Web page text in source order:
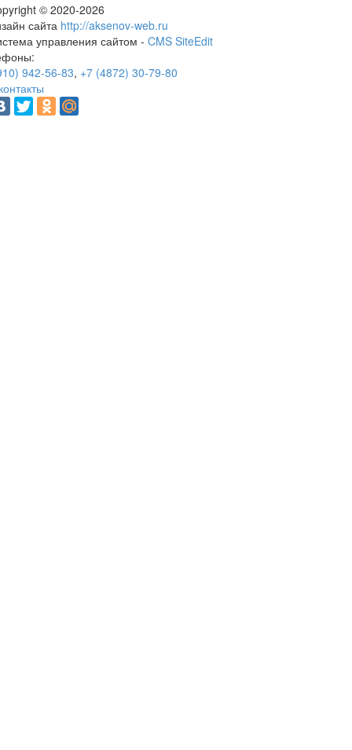
© 2020-2026
сайта http://aksenov-web.ru
управления сайтом - CMS SiteEdit
942-56-83, +7 (4872) 30-79-80